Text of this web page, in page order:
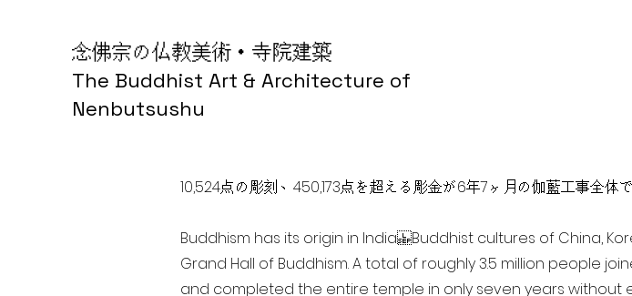
念佛宗の仏教美術・寺院建築
The Buddhist Art & Architecture of
Nenbutsushu
10,524点の彫刻、450,173点を超える彫金が6年7ヶ月の伽藍工事全体
Buddhism has its origin in India Buddhist cultures of China,
Grand Hall of Buddhism. A total of roughly 3.5 million people
and completed the entire temple in only seven years